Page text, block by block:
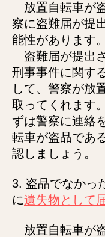
放置自転車が
察に盗難届が提
能性があります。
盗難届が提出
刑事事件に関す
して、警察が放
取ってくれます
ずは警察に連絡
転車が盗品であ
認しましょう。
3. 盗品でなかっ
に遺失物として
放置自転車が